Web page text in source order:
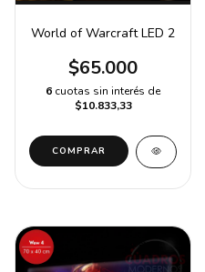
World of Warcraft LED 2
$65.000
6 cuotas sin interés de
$10.833,33
COMPRAR